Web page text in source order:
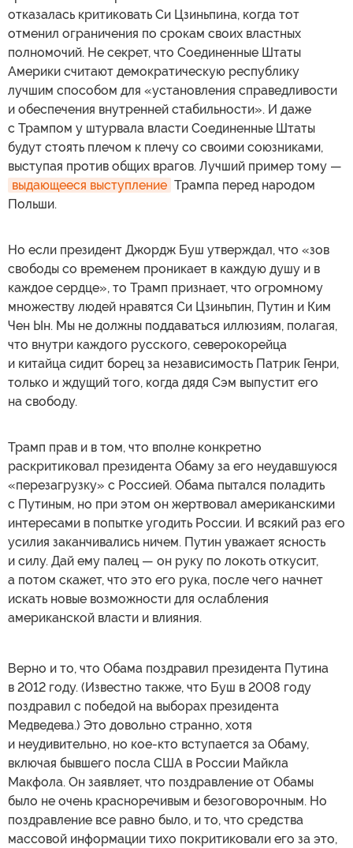
отказалась критиковать Си Цзиньпина, когда тот
отменил ограничения по срокам своих властных
полномочий. Не секрет, что Соединенные Штаты
Америки считают демократическую республику
лучшим способом для «установления справедливости
и обеспечения внутренней стабильности». И даже
с Трампом у штурвала власти Соединенные Штаты
будут стоять плечом к плечу со своими союзниками,
выступая против общих врагов. Лучший пример тому —
выдающееся выступление Трампа перед народом
Польши.
Но если президент Джордж Буш утверждал, что «зов
свободы со временем проникает в каждую душу и в
каждое сердце», то Трамп признает, что огромному
множеству людей нравятся Си Цзиньпин, Путин и Ким
Чен Ын. Мы не должны поддаваться иллюзиям, полагая,
что внутри каждого русского, северокорейца
и китайца сидит борец за независимость Патрик Генри,
только и ждущий того, когда дядя Сэм выпустит его
на свободу.
Трамп прав и в том, что вполне конкретно
раскритиковал президента Обаму за его неудавшуюся
«перезагрузку» с Россией. Обама пытался поладить
с Путиным, но при этом он жертвовал американскими
интересами в попытке угодить России. И всякий раз его
усилия заканчивались ничем. Путин уважает ясность
и силу. Дай ему палец — он руку по локоть откусит,
а потом скажет, что это его рука, после чего начнет
искать новые возможности для ослабления
американской власти и влияния.
Верно и то, что Обама поздравил президента Путина
в 2012 году. (Известно также, что Буш в 2008 году
поздравил с победой на выборах президента
Медведева.) Это довольно странно, хотя
и неудивительно, но кое-кто вступается за Обаму,
включая бывшего посла США в России Майкла
Макфола. Он заявляет, что поздравление от Обамы
было не очень красноречивым и безоговорочным. Но
поздравление все равно было, и то, что средства
массовой информации тихо покритиковали его за это,